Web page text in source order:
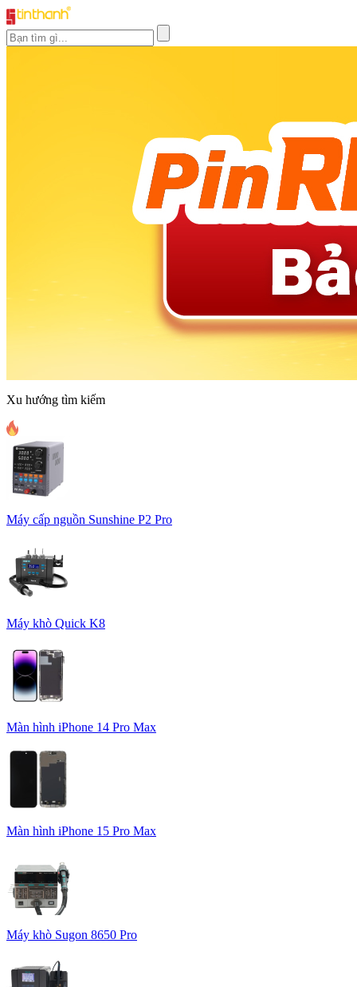
Xu hướng tìm kiếm
Máy cấp nguồn Sunshine P2 Pro
Máy khò Quick K8
Màn hình iPhone 14 Pro Max
Màn hình iPhone 15 Pro Max
Máy khò Sugon 8650 Pro